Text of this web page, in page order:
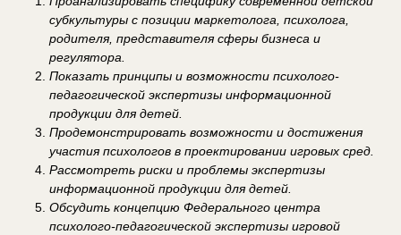
субкультуры с позиции маркетолога, психолога,
родителя, представителя сферы бизнеса и
регулятора.
Показать принципы и возможности психолого-
педагогической экспертизы информационной
продукции для детей.
Продемонстрировать возможности и достижения
участия психологов в проектировании игровых сред.
Рассмотреть риски и проблемы экспертизы
информационной продукции для детей.
Обсудить концепцию Федерального центра
психолого-педагогической экспертизы игровой